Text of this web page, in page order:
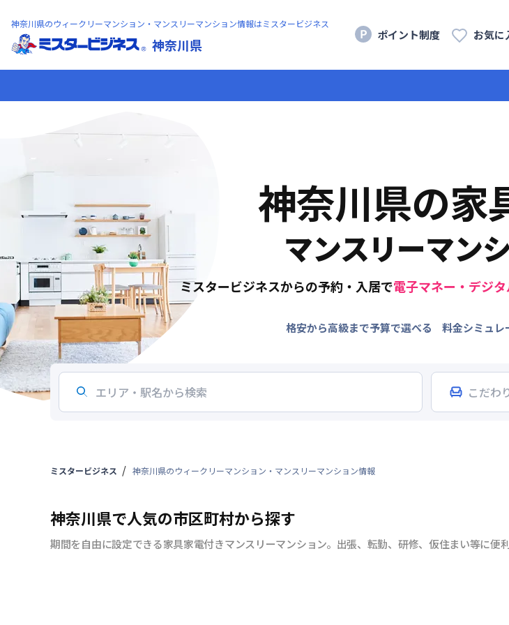
神奈川県のウィークリーマンション・マンスリーマンション情報はミスタービジネス
神奈川県
ポイント制度 お気に
神奈川県の家
マンスリーマン
ミスタービジネスからの予約・入居で電子マネー・デジ
格安から高級まで予算で選べる 料金シミュレ
ミスタービジネス 神奈川県のウィークリーマンション・マンスリーマンション情報
神奈川県で人気の市区町村から探す
期間を自由に設定できる家具家電付きマンスリーマンション。出張、転勤、研修、仮住まい等に便